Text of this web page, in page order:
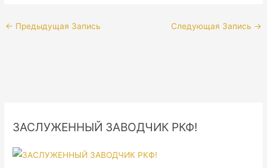
← Предыдущая Запись Следующая Запись →
ЗАСЛУЖЕННЫЙ ЗАВОДЧИК РКФ!